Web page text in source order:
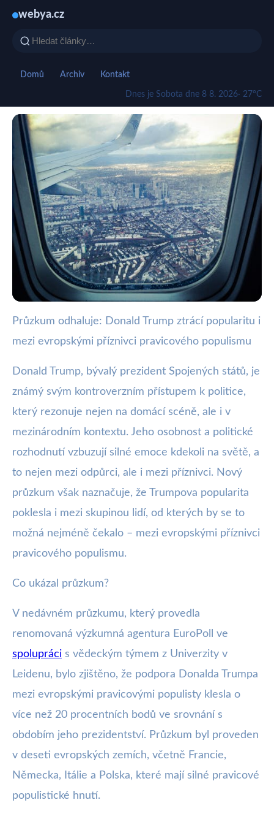
webya.cz
Domů Archiv Kontakt
Dnes je Sobota dne 8 8. 2026· 27°C
webya.cz
Popularita Trumpa klesá mezi
evropskými pravicovými populisty
30. 12. 2025 · 3 min čtení · Autor: Kristián Valenta
Průzkum odhaluje: Donald Trump ztrácí popularitu i
mezi evropskými příznivci pravicového populismu
Donald Trump, bývalý prezident Spojených států, je
známý svým kontroverzním přístupem k politice,
který rezonuje nejen na domácí scéně, ale i v
mezinárodním kontextu. Jeho osobnost a politické
rozhodnutí vzbuzují silné emoce kdekoli na světě, a
to nejen mezi odpůrci, ale i mezi příznivci. Nový
průzkum však naznačuje, že Trumpova popularita
poklesla i mezi skupinou lidí, od kterých by se to
možná nejméně čekalo – mezi evropskými příznivci
pravicového populismu.
Co ukázal průzkum?
V nedávném průzkumu, který provedla
renomovaná výzkumná agentura EuroPoll ve
spolupráci s vědeckým týmem z Univerzity v
Leidenu, bylo zjištěno, že podpora Donalda Trumpa
mezi evropskými pravicovými populisty klesla o
více než 20 procentních bodů ve srovnání s
obdobím jeho prezidentství. Průzkum byl proveden
v deseti evropských zemích, včetně Francie,
Německa, Itálie a Polska, které mají silné pravicové
populistické hnutí.